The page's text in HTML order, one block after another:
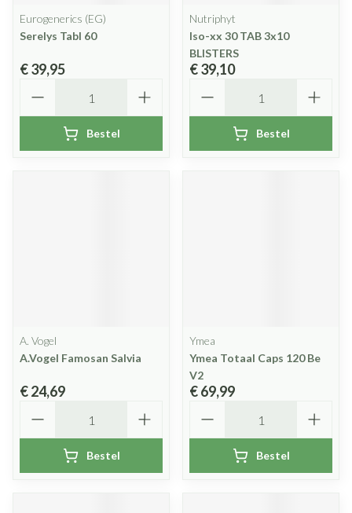
Eurogenerics (EG)
Serelys Tabl 60
€ 39,95
Bestel
Nutriphyt
Iso-xx 30 TAB 3x10
BLISTERS
€ 39,10
Bestel
A. Vogel
A.Vogel Famosan Salvia
€ 24,69
Bestel
Ymea
Ymea Totaal Caps 120 Be
V2
€ 69,99
Bestel